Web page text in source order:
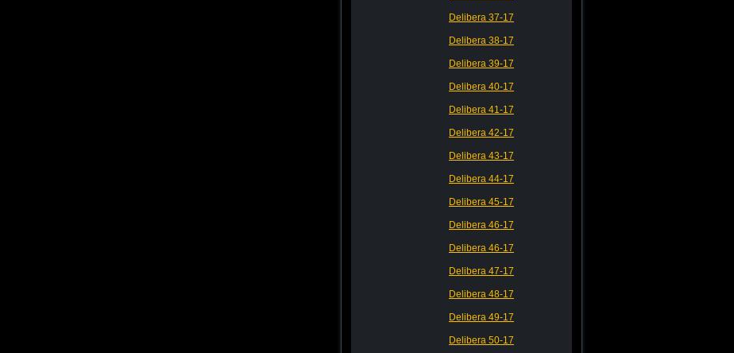
Delibera 37-17
Delibera 38-17
Delibera 39-17
Delibera 40-17
Delibera 41-17
Delibera 42-17
Delibera 43-17
Delibera 44-17
Delibera 45-17
Delibera 46-17
Delibera 46-17
Delibera 47-17
Delibera 48-17
Delibera 49-17
Delibera 50-17